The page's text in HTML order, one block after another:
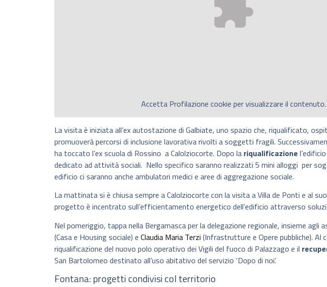
Accetta Profilazione cookie per visualizzare il contenuto.
La visita è iniziata all’ex autostazione di Galbiate, uno spazio che, riqualificato,
promuoverà percorsi di inclusione lavorativa rivolti a soggetti fragili.
ha toccato l’ex scuola di Rossino a Calolziocorte. Dopo la riqualificazione
dedicato ad attività sociali. Nello specifico saranno realizzati 5 mini alloggi per
edificio ci saranno anche ambulatori medici e aree di aggregazione sociale.
La mattinata si è chiusa sempre a Calolziocorte con la visita a Villa de Ponti e al
progetto è incentrato sull’efficientamento energetico dell’edificio attraverso
Nel pomeriggio, tappa nella Bergamasca per la delegazione regionale, insieme agli
(Casa e Housing sociale) e Claudia Maria Terzi (Infrastrutture e Opere pubbliche). Al
riqualificazione del nuovo polo operativo dei Vigili del fuoco di Palazzago e il
San Bartolomeo destinato all’uso abitativo del servizio ‘Dopo di noi’.
Fontana: progetti condivisi col territorio